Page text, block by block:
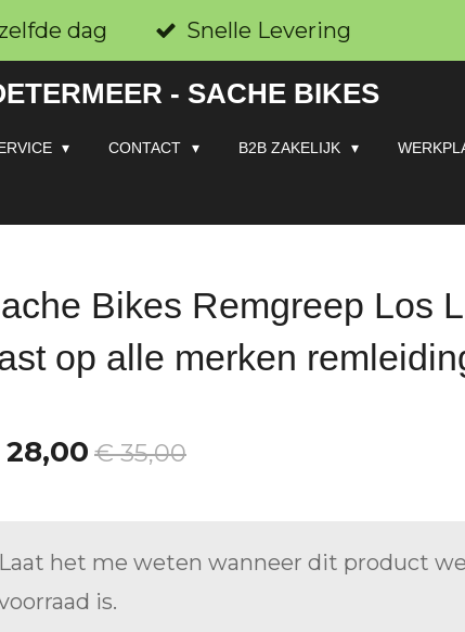
dag Snelle Levering
- SACHE BIKES
CONTACT B2B ZAKELIJK
Bikes Remgreep Los
op alle merken
€ 35,00
Laat het me weten wanneer dit product
is.